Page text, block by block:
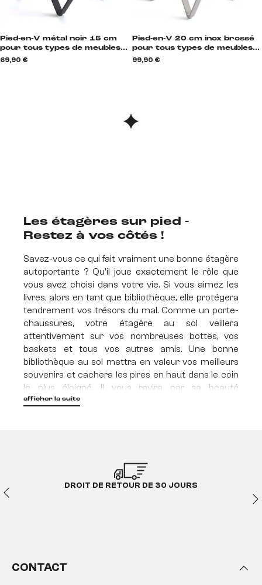
Pied-en-V métal noir 15 cm
pour tous types de meubles
(lot de 4) V-Form
69,90 €
Pied-en-V 20 cm inox brossé
pour tous types de meubles
(set de 4) V-Form
99,90 €
Les étagères sur pied -
Restez à vos côtés !
Savez-vous ce qui fait vraiment une bonne étagère
autoportante ? Qu'il joue exactement le rôle que
vous avez choisi dans votre vie. Si vous aimez les
livres, alors en tant que bibliothèque, elle protégera
tendrement vos trésors du mal. Comme un porte-
chaussures, votre étagère au sol veillera
attentivement sur vos nombreuses bottes, vos
baskets et tous vos autres amis. Une bonne
bibliothèque au sol mettra en valeur vos meilleurs
souvenirs et cachera les pires en haut dans le coin
le plus éloigné. Il vous ravira par sa beauté
accrocheuse et se tiendra toujours debout près de
étagères autoportantes !
Nous sommes de DELIFE !
étagères indépendantes de DELIFE et nous
sommes nombreux. Nous sommes différents en
afficher la suite
DROIT DE RETOUR DE 30 JOURS
CONTACT